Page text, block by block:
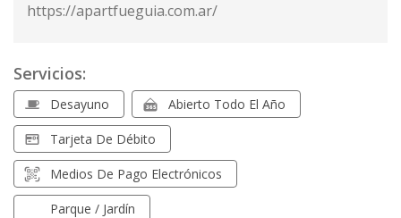
https://apartfueguia.com.ar/
Servicios:
Desayuno Abierto Todo El Año
Tarjeta De Débito
Medios De Pago Electrónicos
Parque / Jardín